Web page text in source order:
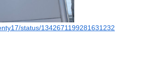
status/1342671199281631232